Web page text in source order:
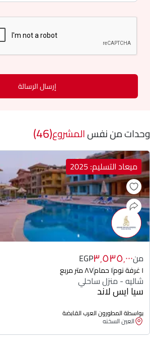
إرسال الرسالة
وحدات من نفسالمشروع(46)
ميعاد التسليم: 2025
من٣٬٥٣٥٬٠٠٠EGP
١ غرفة نوم ١ حمام ٨٧ متر مربع
شاليه - منزل ساحلي
سيا ايس لاند
بواسطة المطورون العرب القابضة
العين السخنه